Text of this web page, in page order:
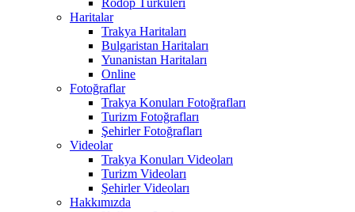
Rodop Türküleri
Haritalar
Trakya Haritaları
Bulgaristan Haritaları
Yunanistan Haritaları
Online
Fotoğraflar
Trakya Konuları Fotoğrafları
Turizm Fotoğrafları
Şehirler Fotoğrafları
Videolar
Trakya Konuları Videoları
Turizm Videoları
Şehirler Videoları
Hakkımızda